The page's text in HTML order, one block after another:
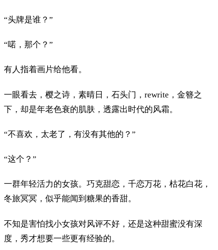
“头牌是谁？”
“喏，那个？”
有人指着画片给他看。
一眼看去，樱之诗，素晴日，石头门，rewrite，金簪之
下，却是年老色衰的肌肤，透露出时代的风霜。
“不喜欢，太老了，有没有其他的？”
“这个？”
一群年轻活力的女孩。巧克甜恋，千恋万花，枯花白花，
冬旅冥冥，似乎能闻到糖果的香甜。
不知是害怕找小女孩对风评不好，还是这种甜蜜没有深
度，秀才想要一些更有经验的。